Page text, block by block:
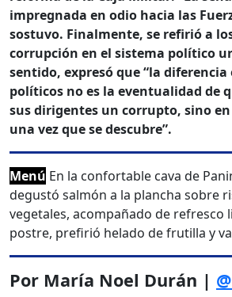
impregnada en odio hacia las
sostuvo. Finalmente, se refirió a
corrupción en el sistema político
sentido, expresó que “la
políticos no es la eventualidad de
sus dirigentes un corrupto, sino
una vez que se descubre”.
Menú En la confortable cava de
degustó salmón a la plancha sobre
vegetales, acompañado de refresco
postre, prefirió helado de frutilla y
Por María Noel Durán |